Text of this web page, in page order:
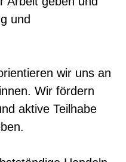
und
wir uns an
Wir fördern
aktive Teilhabe